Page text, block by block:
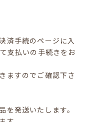
済手続のページに入
支払いの手続きをお
ますのでご確認下さ
を発送いたします。